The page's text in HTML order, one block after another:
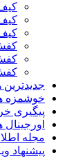
جدیدترین
خوشمزه
پیگیری
اورجینال
مجله
پیشنهاد